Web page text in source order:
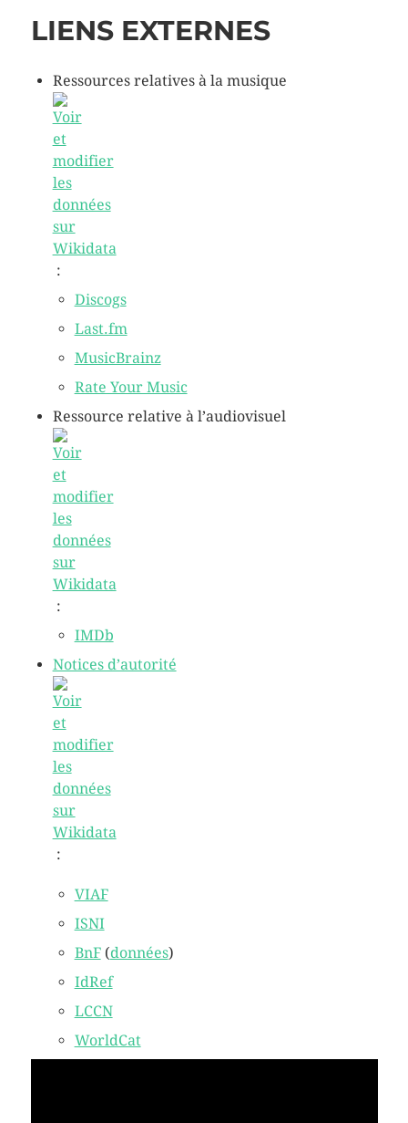
LIENS EXTERNES
Ressources relatives à la musique
:
Discogs
Last.fm
MusicBrainz
Rate Your Music
Ressource relative à l’audiovisuel
:
IMDb
Notices d’autorité
:
VIAF
ISNI
BnF(données)
IdRef
LCCN
WorldCat